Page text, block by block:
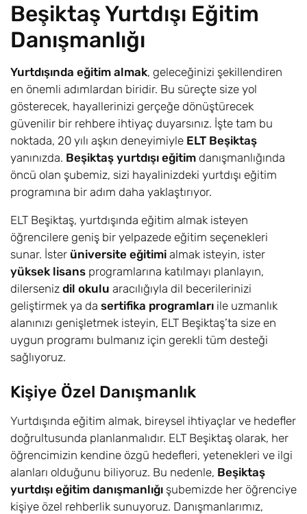
Beşiktaş Yurtdışı Eğitim
Danışmanlığı
Yurtdışında eğitim almak, geleceğinizi şekillendiren
en önemli adımlardan biridir. Bu süreçte size yol
gösterecek, hayallerinizi gerçeğe dönüştürecek
güvenilir bir rehbere ihtiyaç duyarsınız. İşte tam bu
noktada, 20 yılı aşkın deneyimiyle ELT Beşiktaş
yanınızda. Beşiktaş yurtdışı eğitim danışmanlığında
öncü olan şubemiz, sizi hayalinizdeki yurtdışı eğitim
programına bir adım daha yaklaştırıyor.
ELT Beşiktaş, yurtdışında eğitim almak isteyen
öğrencilere geniş bir yelpazede eğitim seçenekleri
sunar. İster üniversite eğitimi almak isteyin, ister
yüksek lisans programlarına katılmayı planlayın,
dilerseniz dil okulu aracılığıyla dil becerilerinizi
geliştirmek ya da sertifika programları ile uzmanlık
alanınızı genişletmek isteyin, ELT Beşiktaş’ta size en
uygun programı bulmanız için gerekli tüm desteği
sağlıyoruz.
Kişiye Özel Danışmanlık
Yurtdışında eğitim almak, bireysel ihtiyaçlar ve hedefler
doğrultusunda planlanmalıdır. ELT Beşiktaş olarak, her
öğrencimizin kendine özgü hedefleri, yetenekleri ve ilgi
alanları olduğunu biliyoruz. Bu nedenle, Beşiktaş
yurtdışı eğitim danışmanlığı şubemizde her öğrenciye
kişiye özel rehberlik sunuyoruz. Danışmanlarımız,